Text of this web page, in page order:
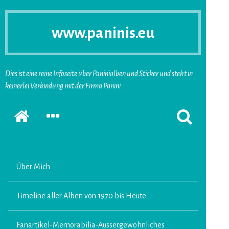
www.paninis.eu
Dies ist eine reine Infoseite über Paninialben und Sticker und steht in
keinerlei Verbindung mit der Firma Panini
Startseite
SEKUNDÄRE
ERSCHEINEN
Über Mich
Timeline aller Alben von 1970 bis Heute
Fanartikel-Memorabilia-Aussergewöhnliches